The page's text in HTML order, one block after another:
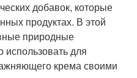
добавок, которые
продуктах. В этой
природные
для
крема своими